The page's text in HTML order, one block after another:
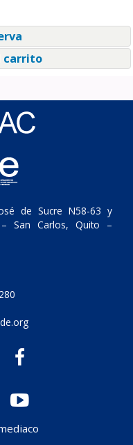
carrito
de Sucre N58-63 y
– San Carlos, Quito –